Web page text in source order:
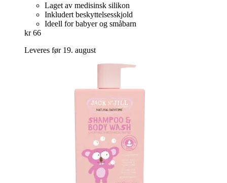
Laget av medisinsk silikon
Inkludert beskyttelsesskjold
Ideell for babyer og småbarn
kr 66
Leveres før 19. august